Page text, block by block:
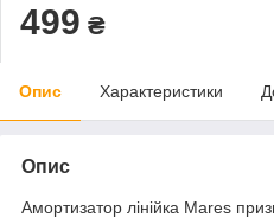
499 ₴
Опис Характеристики
Опис
Амортизатор лінійка Mares